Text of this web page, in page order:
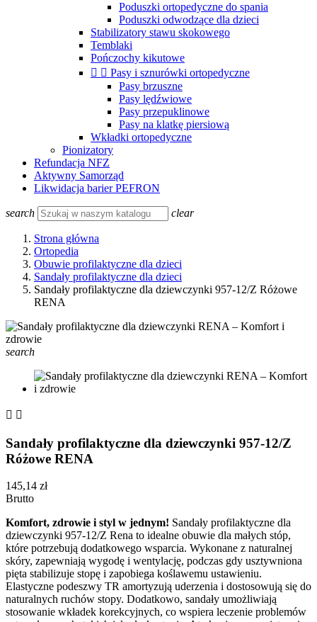
Poduszki ortopedyczne do spania
Poduszki odwodzące dla dzieci
Stabilizatory stawu skokowego
Temblaki
Pończochy kikutowe
  Pasy i sznurówki ortopedyczne
Pasy brzuszne
Pasy lędźwiowe
Pasy przepuklinowe
Pasy na klatkę piersiową
Wkładki ortopedyczne
Pionizatory
Refundacja NFZ
Aktywny Samorząd
Likwidacja barier PEFRON
search clear
Strona główna
Ortopedia
Obuwie profilaktyczne dla dzieci
Sandały profilaktyczne dla dzieci
Sandały profilaktyczne dla dziewczynki 957-12/Z Różowe
RENA
search
 
Sandały profilaktyczne dla dziewczynki 957-12/Z
Różowe RENA
145,14 zł
Brutto
Komfort, zdrowie i styl w jednym! Sandały profilaktyczne dla
dziewczynki 957-12/Z Rena to idealne obuwie dla małych stóp,
które potrzebują dodatkowego wsparcia. Wykonane z naturalnej
skóry, zapewniają wygodę i wentylację, podczas gdy usztywniona
pięta stabilizuje stopę i zapobiega koślawemu ustawieniu.
Elastyczne podeszwy TR amortyzują uderzenia i dostosowują się do
naturalnych ruchów stopy. Dodatkowo, sandały umożliwiają
stosowanie wkładek korekcyjnych, co wspiera leczenie problemów